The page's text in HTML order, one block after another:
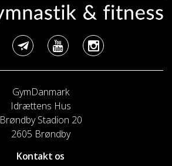
GymDanmark
Idrættens Hus
Brøndby Stadion 20
2605 Brøndby
Kontakt os